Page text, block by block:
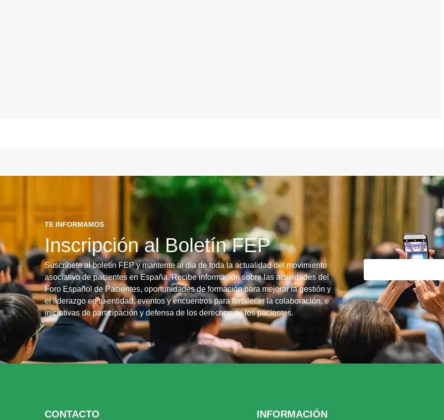
TE INFORMAMOS
Inscripción al Boletín FEP
Suscríbete al boletín FEP y mantente al día de toda la actualidad del movimiento
asociativo de pacientes en España. Recibe información sobre las actividades del
Foro Español de Pacientes, oportunidades de formación para mejorar la gestión y
el liderazgo en tu entidad, eventos y encuentros para fortalecer la colaboración, e
iniciativas de participación y defensa de los derechos de los pacientes.
CONTACTO INFORMACIÓN